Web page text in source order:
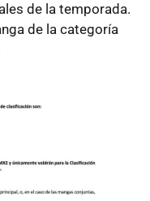
de la temporada.
de la categoría